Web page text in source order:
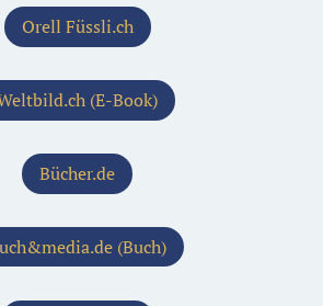
Orell Füssli.ch
(E-Book)
Bücher.de
(Buch)